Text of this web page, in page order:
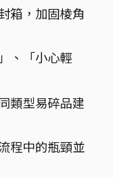
箱，加固棱角
、「小心輕
類型易碎品建
程中的瓶頸並